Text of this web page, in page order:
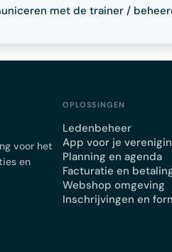
met de trainer /
voor het
en
OPLOSSINGEN
Ledenbeheer
App voor je
Planning en agenda
Facturatie en
Webshop omgeving
Inschrijvingen en